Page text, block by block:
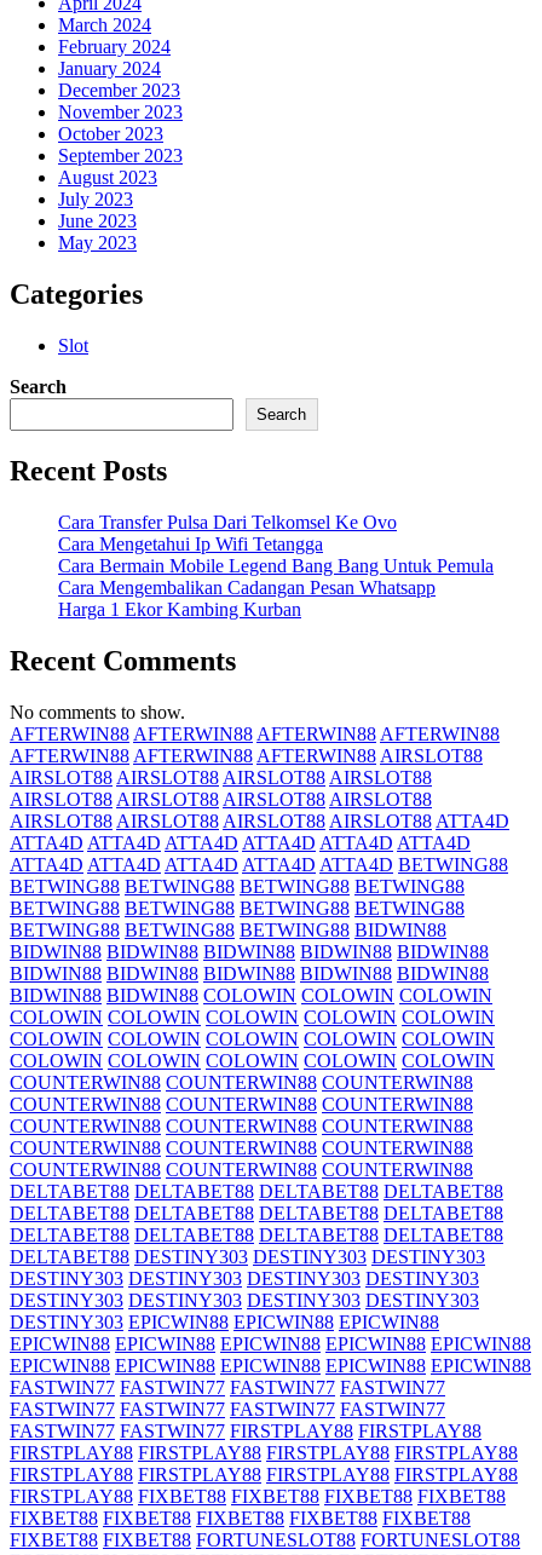
March 2024
February 2024
January 2024
December 2023
November 2023
October 2023
September 2023
August 2023
July 2023
June 2023
May 2023
Categories
Slot
Search
Search
Recent Posts
Cara Transfer Pulsa Dari Telkomsel Ke Ovo
Cara Mengetahui Ip Wifi Tetangga
Cara Bermain Mobile Legend Bang Bang Untuk Pemula
Cara Mengembalikan Cadangan Pesan Whatsapp
Harga 1 Ekor Kambing Kurban
Recent Comments
No comments to show.
AFTERWIN88 AFTERWIN88 AFTERWIN88 AFTERWIN88
AFTERWIN88 AFTERWIN88 AFTERWIN88 AIRSLOT88
AIRSLOT88 AIRSLOT88 AIRSLOT88 AIRSLOT88
AIRSLOT88 AIRSLOT88 AIRSLOT88 AIRSLOT88
AIRSLOT88 AIRSLOT88 AIRSLOT88 AIRSLOT88 ATTA4D
ATTA4D ATTA4D ATTA4D ATTA4D ATTA4D ATTA4D
ATTA4D ATTA4D ATTA4D ATTA4D ATTA4D BETWING88
BETWING88 BETWING88 BETWING88 BETWING88
BETWING88 BETWING88 BETWING88 BETWING88
BETWING88 BETWING88 BETWING88 BIDWIN88
BIDWIN88 BIDWIN88 BIDWIN88 BIDWIN88 BIDWIN88
BIDWIN88 BIDWIN88 BIDWIN88 BIDWIN88 BIDWIN88
BIDWIN88 BIDWIN88 COLOWIN COLOWIN COLOWIN
COLOWIN COLOWIN COLOWIN COLOWIN COLOWIN
COLOWIN COLOWIN COLOWIN COLOWIN COLOWIN
COLOWIN COLOWIN COLOWIN COLOWIN COLOWIN
COUNTERWIN88 COUNTERWIN88 COUNTERWIN88
COUNTERWIN88 COUNTERWIN88 COUNTERWIN88
COUNTERWIN88 COUNTERWIN88 COUNTERWIN88
COUNTERWIN88 COUNTERWIN88 COUNTERWIN88
COUNTERWIN88 COUNTERWIN88 COUNTERWIN88
DELTABET88 DELTABET88 DELTABET88 DELTABET88
DELTABET88 DELTABET88 DELTABET88 DELTABET88
DELTABET88 DELTABET88 DELTABET88 DELTABET88
DELTABET88 DESTINY303 DESTINY303 DESTINY303
DESTINY303 DESTINY303 DESTINY303 DESTINY303
DESTINY303 DESTINY303 DESTINY303 DESTINY303
DESTINY303 EPICWIN88 EPICWIN88 EPICWIN88
EPICWIN88 EPICWIN88 EPICWIN88 EPICWIN88 EPICWIN88
EPICWIN88 EPICWIN88 EPICWIN88 EPICWIN88 EPICWIN88
FASTWIN77 FASTWIN77 FASTWIN77 FASTWIN77
FASTWIN77 FASTWIN77 FASTWIN77 FASTWIN77
FASTWIN77 FASTWIN77 FIRSTPLAY88 FIRSTPLAY88
FIRSTPLAY88 FIRSTPLAY88 FIRSTPLAY88 FIRSTPLAY88
FIRSTPLAY88 FIRSTPLAY88 FIRSTPLAY88 FIRSTPLAY88
FIRSTPLAY88 FIXBET88 FIXBET88 FIXBET88 FIXBET88
FIXBET88 FIXBET88 FIXBET88 FIXBET88 FIXBET88
FIXBET88 FIXBET88 FORTUNESLOT88 FORTUNESLOT88